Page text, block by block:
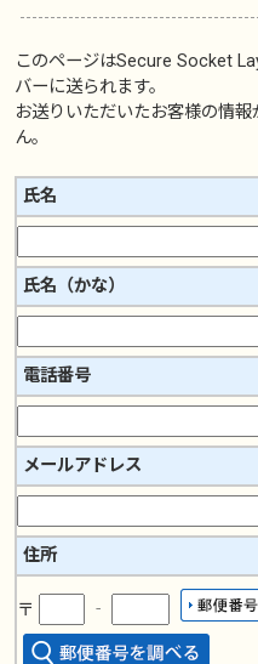
このページはSecure Socket
バーに送られます。
お送りいただいたお客様の情
ん。
氏名
氏名（かな）
電話番号
メールアドレス
住所
〒 ‐